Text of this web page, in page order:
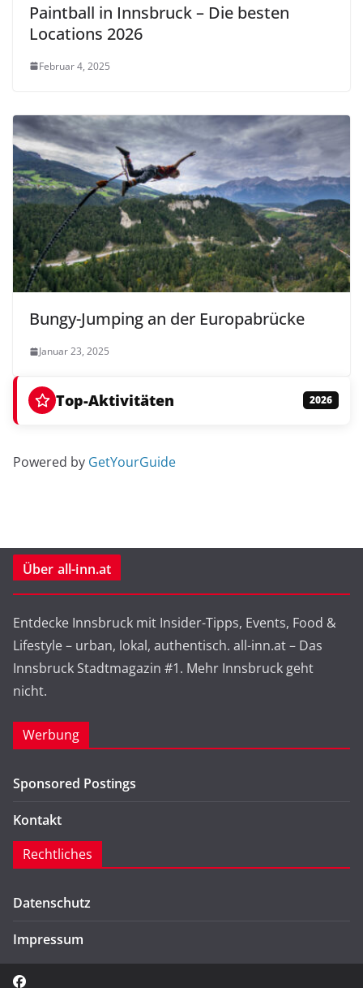
Paintball in Innsbruck – Die besten
Locations 2026
Februar 4, 2025
Bungy-Jumping an der Europabrücke
Januar 23, 2025
Top-Aktivitäten 2026
Powered by GetYourGuide
Über all-inn.at
Entdecke Innsbruck mit Insider-Tipps, Events, Food &
Lifestyle – urban, lokal, authentisch. all-inn.at – Das
Innsbruck Stadtmagazin #1. Mehr Innsbruck geht
nicht.
Werbung
Sponsored Postings
Kontakt
Rechtliches
Datenschutz
Impressum